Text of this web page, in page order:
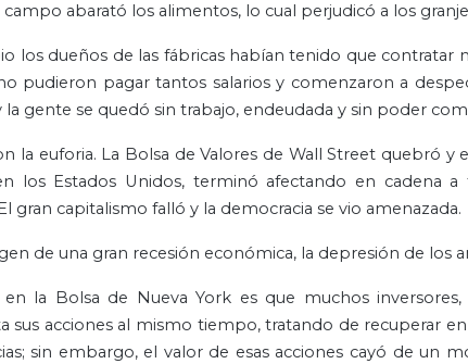
abarató los alimentos, lo cual perjudicó a los
los dueños de las fábricas habían tenido que
pudieron pagar tantos salarios y comenzaron a
gente se quedó sin trabajo, endeudada y sin poder
la euforia. La Bolsa de Valores de Wall Street quebró y
los Estados Unidos, terminó afectando en cadena
gran capitalismo falló y la democracia se vio amenazada.
de una gran recesión económica, la depresión de los
la Bolsa de Nueva York es que muchos
sus acciones al mismo tiempo, tratando de recuperar
sin embargo, el valor de esas acciones cayó de un